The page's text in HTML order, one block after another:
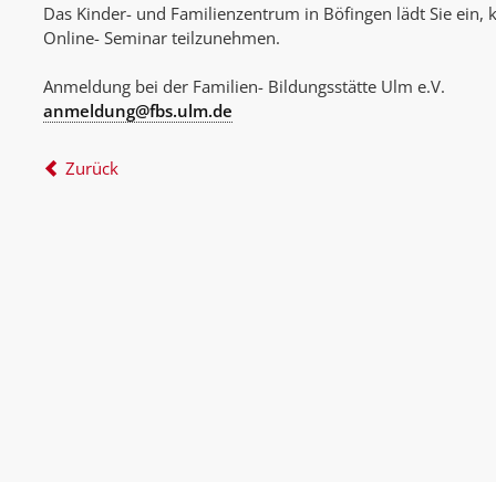
Das Kinder- und Familienzentrum in Böfingen lädt Sie ein,
Online- Seminar teilzunehmen.
Anmeldung bei der Familien- Bildungsstätte Ulm e.V.
anmeldung@fbs.ulm.de
Zurück